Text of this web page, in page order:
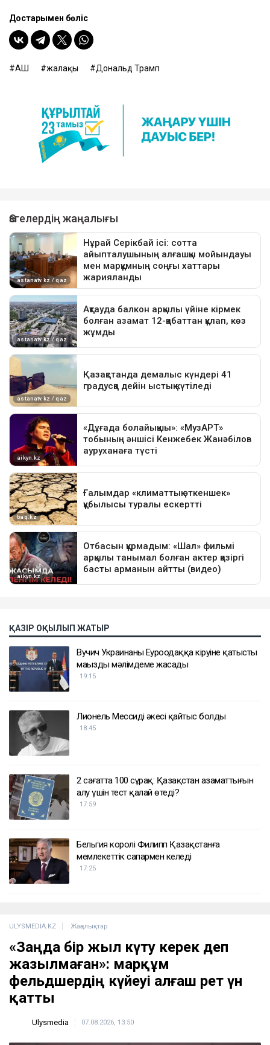
Достарыңмен бөліс
АҚШ жалақы Дональд Трамп
ҚАЗІР ОҚЫЛЫП ЖАТЫР
Вучич Украинаның Еуроодаққа кіруіне қатысты
маңызды мәлімдеме жасады
19:15
Лионель Мессидің әкесі қайтыс болды
18:45
2 сағатта 100 сұрақ: Қазақстан азаматтығын
алу үшін тест қалай өтеді?
17:59
Бельгия королі Филипп Қазақстанға
мемлекеттік сапармен келеді
17:25
ULYSMEDIA.KZ Жаңалықтар
«Заңда бір жыл күту керек деп
жазылмаған»: марқұм
фельдшердің күйеуі алғаш рет үн
қатты
Ulysmedia 07.08.2026, 13:50